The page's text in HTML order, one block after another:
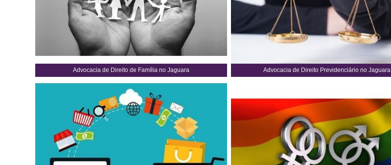
Advocacia de Direito de Família no Jaguara Advocacia de Direito Previdenciário no Jaguara